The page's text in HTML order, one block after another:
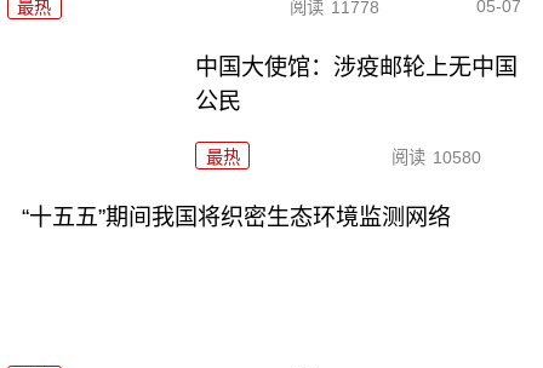
最热 阅读 11778 05-07
中国大使馆：涉疫邮轮上无中国
公民
最热 阅读 10580
“十五五”期间我国将织密生态环境监测网络